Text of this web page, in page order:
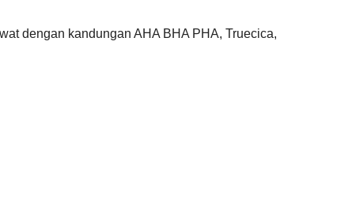
dengan kandungan AHA BHA PHA, Truecica,